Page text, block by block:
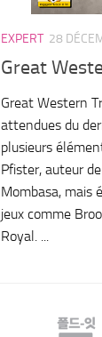
EXPERT 28
Great
Great Western
attendues du
plusieurs
Pfister, auteur
Mombasa, mais
jeux comme
Royal. ...